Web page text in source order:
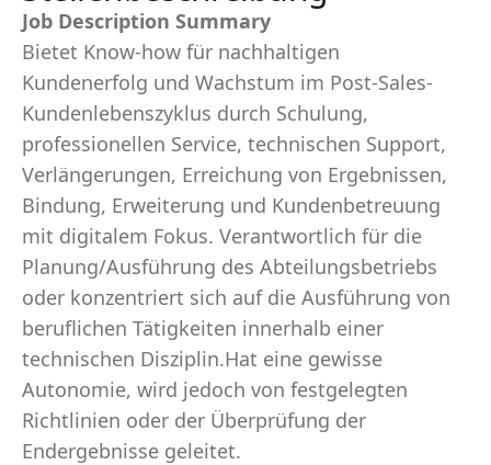
Job Description Summary
Bietet Know-how für nachhaltigen
Kundenerfolg und Wachstum im Post-Sales-
Kundenlebenszyklus durch Schulung,
professionellen Service, technischen Support,
Verlängerungen, Erreichung von Ergebnissen,
Bindung, Erweiterung und Kundenbetreuung
mit digitalem Fokus. Verantwortlich für die
Planung/Ausführung des Abteilungsbetriebs
oder konzentriert sich auf die Ausführung von
beruflichen Tätigkeiten innerhalb einer
technischen Disziplin.Hat eine gewisse
Autonomie, wird jedoch von festgelegten
Richtlinien oder der Überprüfung der
Endergebnisse geleitet.